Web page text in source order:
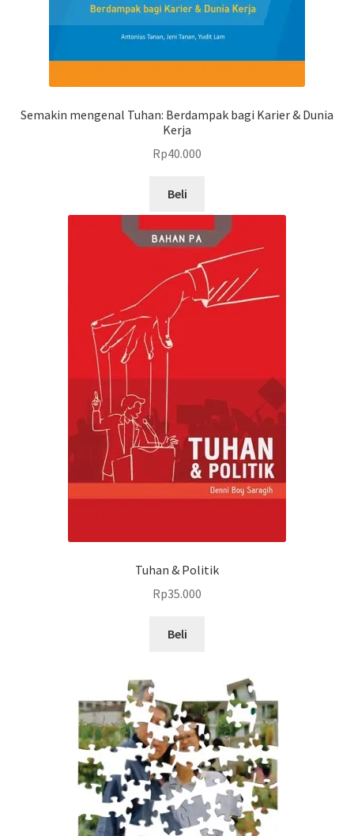
Semakin mengenal Tuhan: Berdampak bagi Karier & Dunia
Kerja
Rp40.000
Beli
Tuhan & Politik
Rp35.000
Beli